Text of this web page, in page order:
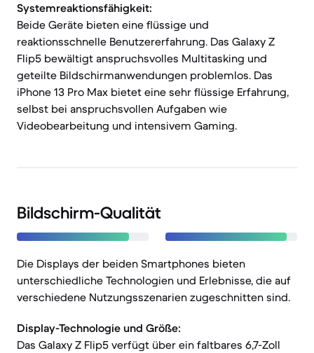
Systemreaktionsfähigkeit:
Beide Geräte bieten eine flüssige und
reaktionsschnelle Benutzererfahrung. Das Galaxy Z
Flip5 bewältigt anspruchsvolles Multitasking und
geteilte Bildschirmanwendungen problemlos. Das
iPhone 13 Pro Max bietet eine sehr flüssige Erfahrung,
selbst bei anspruchsvollen Aufgaben wie
Videobearbeitung und intensivem Gaming.
Bildschirm-Qualität
Die Displays der beiden Smartphones bieten
unterschiedliche Technologien und Erlebnisse, die auf
verschiedene Nutzungsszenarien zugeschnitten sind.
Display-Technologie und Größe:
Das Galaxy Z Flip5 verfügt über ein faltbares 6,7-Zoll